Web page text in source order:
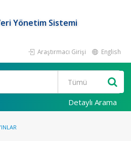
Yönetim Sistemi
Araştırmacı Girişi English
Detaylı Arama